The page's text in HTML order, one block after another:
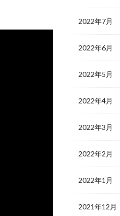
2022年7月
2022年6月
2022年5月
2022年4月
2022年3月
2022年2月
2022年1月
2021年12月